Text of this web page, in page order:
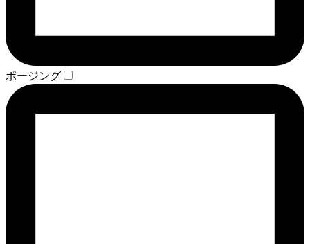
ポージング